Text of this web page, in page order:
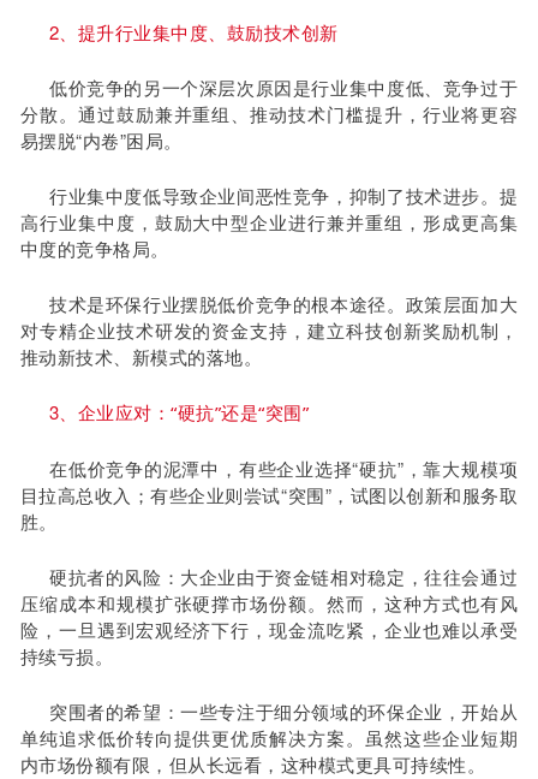
2、提升行业集中度、鼓励技术创新
低价竞争的另一个深层次原因是行业集中度低、竞争过于
分散。通过鼓励兼并重组、推动技术门槛提升，行业将更容
易摆脱“内卷”困局。
行业集中度低导致企业间恶性竞争，抑制了技术进步。提
高行业集中度，鼓励大中型企业进行兼并重组，形成更高集
中度的竞争格局。
技术是环保行业摆脱低价竞争的根本途径。政策层面加大
对专精企业技术研发的资金支持，建立科技创新奖励机制，
推动新技术、新模式的落地。
3、 企业应对：“硬抗”还是“突围”
在低价竞争的泥潭中，有些企业选择“硬抗”，靠大规模项
目拉高总收入；有些企业则尝试“突围”，试图以创新和服务取
胜。
硬抗者的风险：大企业由于资金链相对稳定，往往会通过
压缩成本和规模扩张硬撑市场份额。然而，这种方式也有风
险，一旦遇到宏观经济下行，现金流吃紧，企业也难以承受
持续亏损。
突围者的希望：一些专注于细分领域的环保企业，开始从
单纯追求低价转向提供更优质解决方案。虽然这些企业短期
内市场份额有限，但从长远看，这种模式更具可持续性。